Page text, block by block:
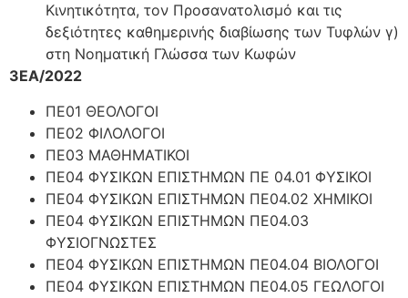
Κινητικότητα, τον Προσανατολισμό και τις
δεξιότητες καθημερινής διαβίωσης των Τυφλών γ)
στη Νοηματική Γλώσσα των Κωφών
3ΕΑ/2022
ΠΕ01 ΘΕΟΛΟΓΟΙ
ΠΕ02 ΦΙΛΟΛΟΓΟΙ
ΠΕ03 ΜΑΘΗΜΑΤΙΚΟΙ
ΠΕ04 ΦΥΣΙΚΩΝ ΕΠΙΣΤΗΜΩΝ ΠΕ 04.01 ΦΥΣΙΚΟΙ
ΠΕ04 ΦΥΣΙΚΩΝ ΕΠΙΣΤΗΜΩΝ ΠΕ04.02 ΧΗΜΙΚΟΙ
ΠΕ04 ΦΥΣΙΚΩΝ ΕΠΙΣΤΗΜΩΝ ΠΕ04.03
ΦΥΣΙΟΓΝΩΣΤΕΣ
ΠΕ04 ΦΥΣΙΚΩΝ ΕΠΙΣΤΗΜΩΝ ΠΕ04.04 ΒΙΟΛΟΓΟΙ
ΠΕ04 ΦΥΣΙΚΩΝ ΕΠΙΣΤΗΜΩΝ ΠΕ04.05 ΓΕΩΛΟΓΟΙ